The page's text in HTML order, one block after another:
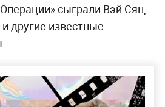
сыграли Вэй Сян,
другие известные